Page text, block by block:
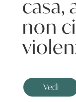
casa,
non
Vedi